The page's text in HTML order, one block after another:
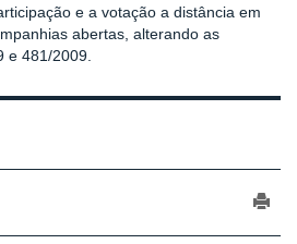
e a votação a distância em
abertas, alterando as
e 481/2009.